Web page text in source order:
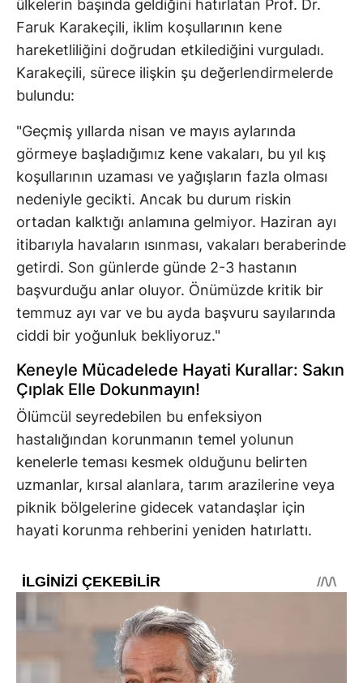
ülkelerin başında geldiğini hatırlatan Prof. Dr.
Faruk Karakeçili, iklim koşullarının kene
hareketliliğini doğrudan etkilediğini vurguladı.
Karakeçili, sürece ilişkin şu değerlendirmelerde
bulundu:
"Geçmiş yıllarda nisan ve mayıs aylarında
görmeye başladığımız kene vakaları, bu yıl kış
koşullarının uzaması ve yağışların fazla olması
nedeniyle gecikti. Ancak bu durum riskin
ortadan kalktığı anlamına gelmiyor. Haziran ayı
itibarıyla havaların ısınması, vakaları beraberinde
getirdi. Son günlerde günde 2-3 hastanın
başvurduğu anlar oluyor. Önümüzde kritik bir
temmuz ayı var ve bu ayda başvuru sayılarında
ciddi bir yoğunluk bekliyoruz."
Keneyle Mücadelede Hayati Kurallar: Sakın
Çıplak Elle Dokunmayın!
Ölümcül seyredebilen bu enfeksiyon
hastalığından korunmanın temel yolunun
kenelerle teması kesmek olduğunu belirten
uzmanlar, kırsal alanlara, tarım arazilerine veya
piknik bölgelerine gidecek vatandaşlar için
hayati korunma rehberini yeniden hatırlattı.